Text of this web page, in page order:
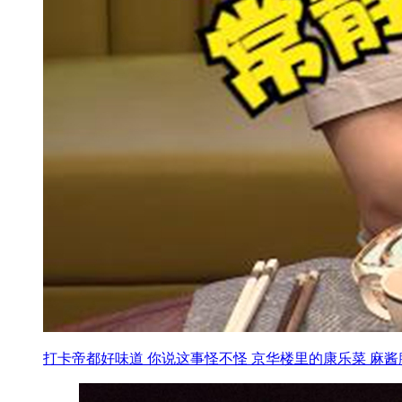
打卡帝都好味道 你说这事怪不怪 京华楼里的康乐菜 麻酱